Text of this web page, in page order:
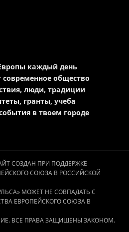
каждый день
общество
люди, традиции
гранты, учеба
в твоем городе
СОЗДАН ПРИ ПОДДЕРЖКЕ
СОЮЗА В РОССИЙСКОЙ
МОЖЕТ НЕ СОВПАДАТЬ С
ЕВРОПЕЙСКОГО СОЮЗА В
ВСЕ ПРАВА ЗАЩИЩЕНЫ ЗАКОНОМ.